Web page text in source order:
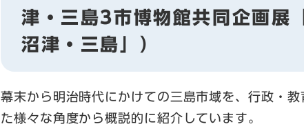
津・三島3市博物館共同企画展
沼津・三島」）
幕末から明治時代にかけての三島市域を、行政・
た様々な角度から概説的に紹介しています。